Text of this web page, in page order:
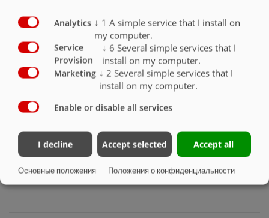
Натяжение усилием пружин
Опора для снятия нагрузки с
натяжного приспособления
Analytics ↓ 1 A simple service that I install on
my computer.
Service
Provision
↓ 6 Several simple services that I
install on my computer.
Marketing ↓ 2 Several simple services that I
install on my computer.
Enable or disable all services
I decline Accept selected Accept all
Основные положения Положения о конфиденциальности